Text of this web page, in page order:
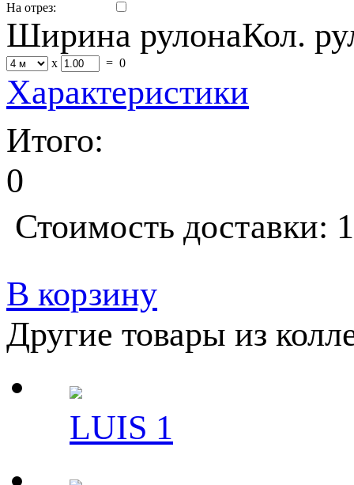
На отрез:
Ширина рулонаКол.
x = 0
Характеристики
Итого:
0
Стоимость
В корзину
Другие товары из
LUIS 1